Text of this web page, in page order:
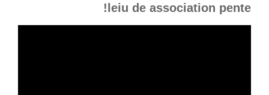
leiu de association pente!